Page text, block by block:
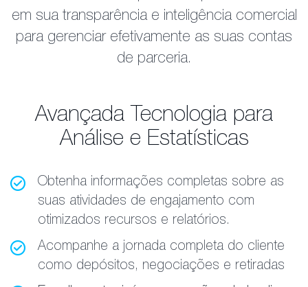
em sua transparência e inteligência comercial
para gerenciar efetivamente as suas contas
de parceria.
Avançada Tecnologia para
Análise e Estatísticas
Obtenha informações completas sobre as
suas atividades de engajamento com
otimizados recursos e relatórios.
Acompanhe a jornada completa do cliente
como depósitos, negociações e retiradas